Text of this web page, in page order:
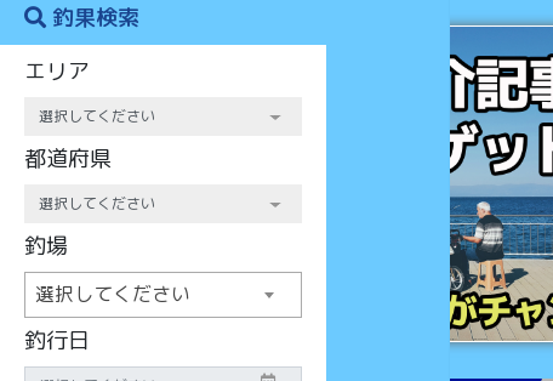
釣果検索
エリア
都道府県
釣場
選択してください
釣行日
チャンス